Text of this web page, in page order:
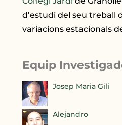
d’estudi del seu treball
variacions estacionals
Equip
Josep Maria Gili
Alejandro